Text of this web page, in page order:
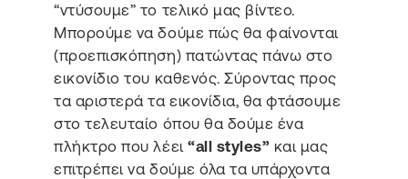
“ντύσουμε” το τελικό μας βίντεο.
Μπορούμε να δούμε πώς θα φαίνονται
(προεπισκόπηση) πατώντας πάνω στο
εικονίδιο του καθενός. Σύροντας προς
τα αριστερά τα εικονίδια, θα φτάσουμε
στο τελευταίο όπου θα δούμε ένα
πλήκτρο που λέει“all styles” και μας
επιτρέπει να δούμε όλα τα υπάρχοντα